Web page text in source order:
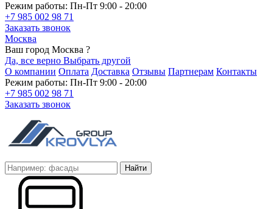
Режим работы: Пн-Пт 9:00 - 20:00
+7 985 002 98 71
Заказать звонок
Москва
Ваш город Москва ?
Да, все верно Выбрать другой
О компании Оплата Доставка Отзывы Партнерам Контакты
Режим работы: Пн-Пт 9:00 - 20:00
+7 985 002 98 71
Заказать звонок
Найти